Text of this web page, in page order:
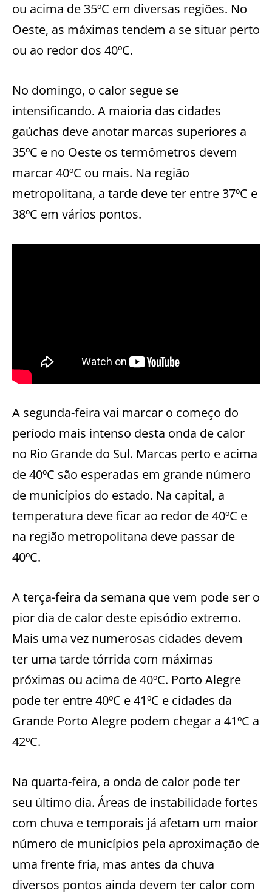
ou acima de 35ºC em diversas regiões. No
Oeste, as máximas tendem a se situar perto
ou ao redor dos 40ºC.
No domingo, o calor segue se
intensificando. A maioria das cidades
gaúchas deve anotar marcas superiores a
35ºC e no Oeste os termômetros devem
marcar 40ºC ou mais. Na região
metropolitana, a tarde deve ter entre 37ºC e
38ºC em vários pontos.
A segunda-feira vai marcar o começo do
período mais intenso desta onda de calor
no Rio Grande do Sul. Marcas perto e acima
de 40ºC são esperadas em grande número
de municípios do estado. Na capital, a
temperatura deve ficar ao redor de 40ºC e
na região metropolitana deve passar de
40ºC.
A terça-feira da semana que vem pode ser o
pior dia de calor deste episódio extremo.
Mais uma vez numerosas cidades devem
ter uma tarde tórrida com máximas
próximas ou acima de 40ºC. Porto Alegre
pode ter entre 40ºC e 41ºC e cidades da
Grande Porto Alegre podem chegar a 41ºC a
42ºC.
Na quarta-feira, a onda de calor pode ter
seu último dia. Áreas de instabilidade fortes
com chuva e temporais já afetam um maior
número de municípios pela aproximação de
uma frente fria, mas antes da chuva
diversos pontos ainda devem ter calor com